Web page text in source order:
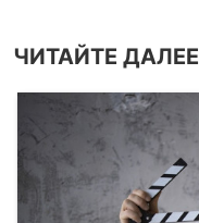
ЧИТАЙТЕ ДАЛЕЕ